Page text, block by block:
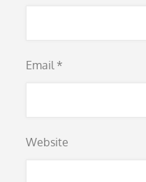
Email *
Website